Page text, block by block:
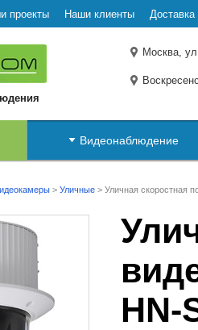
проекты Наши клиенты Доставка
Москва,
Видеонаблюдение
> Уличные > Уличная скоростная
HN-